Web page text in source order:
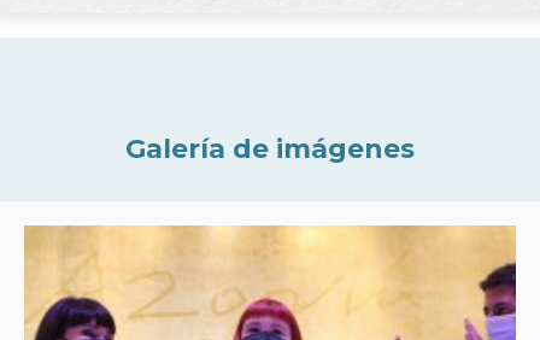
Galería de imágenes